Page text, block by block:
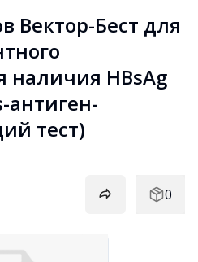
Вектор-Бест для
наличия НВsAg
антиген-
тест)
0